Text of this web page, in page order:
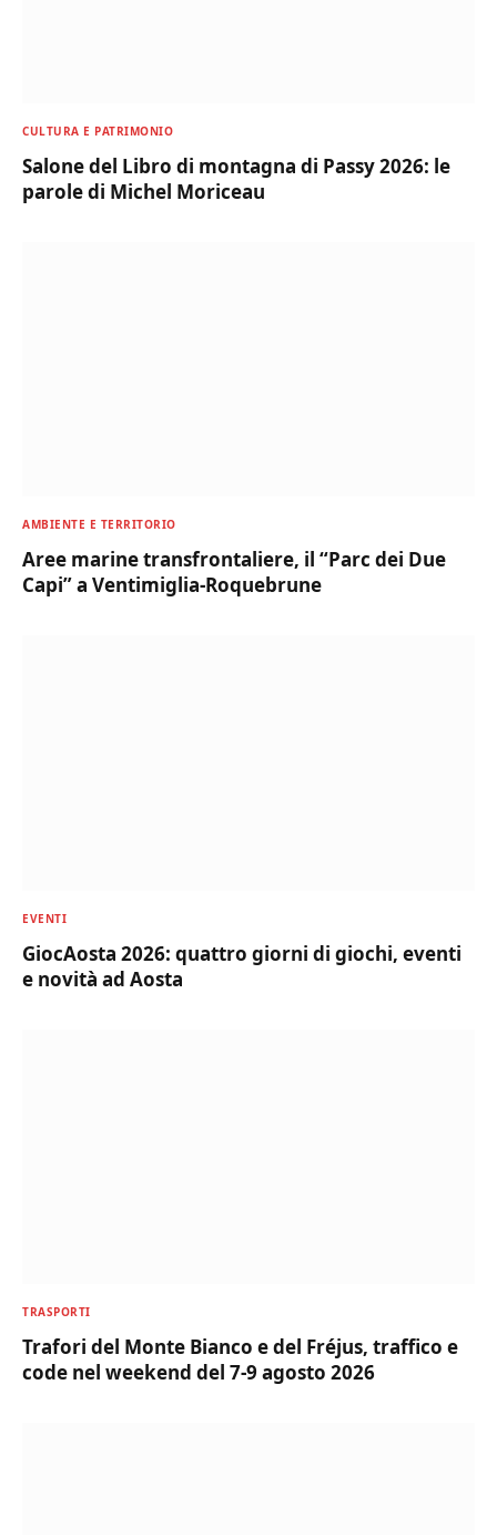
CULTURA E PATRIMONIO
Salone del Libro di montagna di Passy 2026: le
parole di Michel Moriceau
AMBIENTE E TERRITORIO
Aree marine transfrontaliere, il “Parc dei Due
Capi” a Ventimiglia-Roquebrune
EVENTI
GiocAosta 2026: quattro giorni di giochi, eventi
e novità ad Aosta
TRASPORTI
Trafori del Monte Bianco e del Fréjus, traffico e
code nel weekend del 7-9 agosto 2026